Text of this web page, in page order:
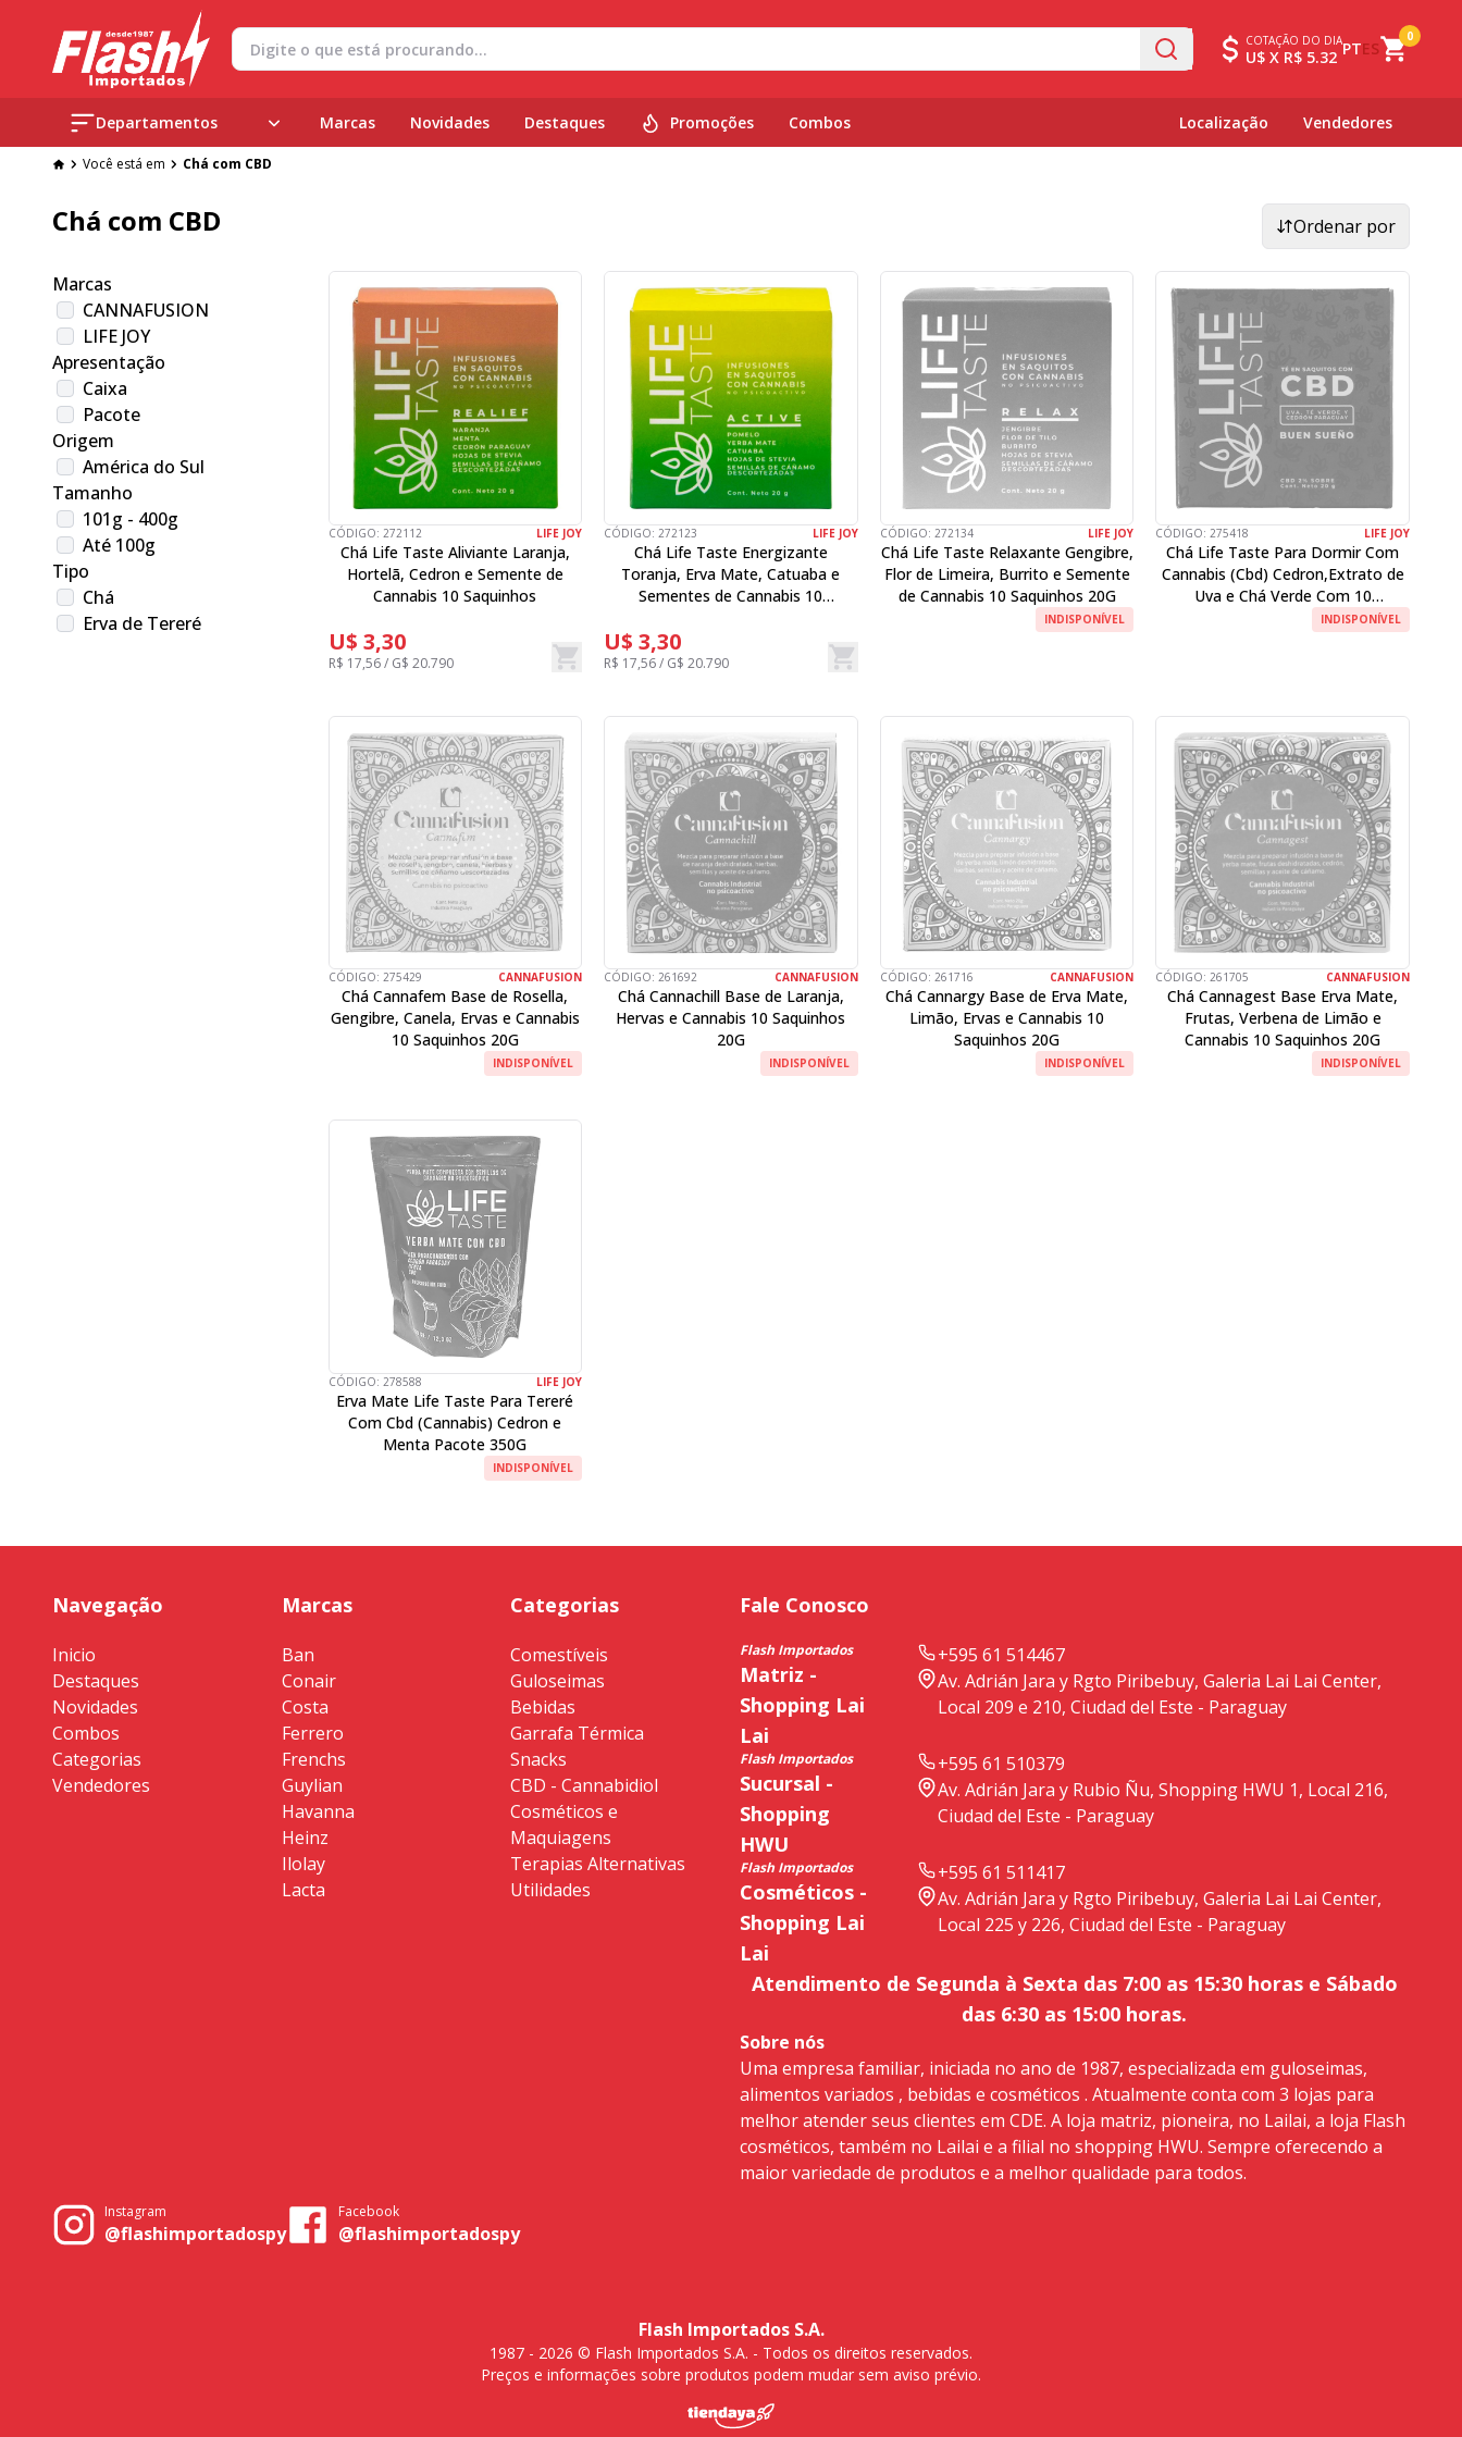
COTAÇÃO DO DIA
U$ X R$ 5.32 PTES
0
Departamentos Marcas Novidades Destaques Promoções Combos Localização Vendedores
Você está em Chá com CBD
Chá com CBD Ordenar por
Marcas
CANNAFUSION
LIFE JOY
Apresentação
Caixa
Pacote
Origem
América do Sul
Tamanho
101g - 400g
Até 100g
Tipo
Chá
Erva de Tereré
CÓDIGO: 272112 LIFE JOY
Chá Life Taste Aliviante Laranja,
Hortelã, Cedron e Semente de
Cannabis 10 Saquinhos
U$ 3,30
R$ 17,56 / G$ 20.790
CÓDIGO: 272123 LIFE JOY
Chá Life Taste Energizante
Toranja, Erva Mate, Catuaba e
Sementes de Cannabis 10
U$ 3,30
R$ 17,56 / G$ 20.790
CÓDIGO: 272134 LIFE JOY
Chá Life Taste Relaxante Gengibre,
Flor de Limeira, Burrito e Semente
de Cannabis 10 Saquinhos 20G
INDISPONÍVEL
CÓDIGO: 275418 LIFE JOY
Chá Life Taste Para Dormir Com
Cannabis (Cbd) Cedron,Extrato de
Uva e Chá Verde Com 10
Saquinhos 20GINDISPONÍVEL
CÓDIGO: 275429 CANNAFUSION
Chá Cannafem Base de Rosella,
Gengibre, Canela, Ervas e Cannabis
10 Saquinhos 20G
INDISPONÍVEL
CÓDIGO:261692 CANNAFUSION
Chá Cannachill Base de Laranja,
Hervas e Cannabis 10 Saquinhos
20G
INDISPONÍVEL
CÓDIGO: 261716 CANNAFUSION
Chá Cannargy Base de Erva Mate,
Limão, Ervas e Cannabis 10
Saquinhos 20G
INDISPONÍVEL
CÓDIGO:261705 CANNAFUSION
Chá Cannagest Base Erva Mate,
Frutas, Verbena de Limão e
Cannabis 10 Saquinhos 20G
INDISPONÍVEL
CÓDIGO: 278588 LIFE JOY
Erva Mate Life Taste Para Tereré
Com Cbd (Cannabis) Cedron e
Menta Pacote 350G
INDISPONÍVEL
Navegação
Inicio
Destaques
Novidades
Combos
Categorias
Vendedores
Marcas
Ban
Conair
Costa
Ferrero
Frenchs
Guylian
Havanna
Heinz
Ilolay
Lacta
Categorias
Comestíveis
Guloseimas
Bebidas
Garrafa Térmica
Snacks
CBD - Cannabidiol
Cosméticos e
Maquiagens
Terapias Alternativas
Utilidades
Fale Conosco
Flash Importados
Matriz -
Shopping Lai
Lai
+595 61 514467
Av. Adrián Jara y Rgto Piribebuy, Galeria Lai Lai Center,
Local 209 e 210, Ciudad del Este - Paraguay
Flash Importados
Sucursal -
Shopping
HWU
+595 61 510379
Av. Adrián Jara y Rubio Ñu, Shopping HWU 1, Local 216,
Ciudad del Este - Paraguay
Flash Importados
Cosméticos -
Shopping Lai
Lai
+595 61 511417
Av. Adrián Jara y Rgto Piribebuy, Galeria Lai Lai Center,
Local 225 y 226, Ciudad del Este - Paraguay
Atendimento de Segunda à Sexta das 7:00 as 15:30 horas e Sábado
das 6:30 as 15:00 horas.
Sobre nós
Uma empresa familiar, iniciada no ano de 1987, especializada em guloseimas,
alimentos variados , bebidas e cosméticos . Atualmente conta com 3 lojas para
melhor atender seus clientes em CDE. A loja matriz, pioneira, no Lailai, a loja Flash
cosméticos, também no Lailai e a filial no shopping HWU. Sempre oferecendo a
maior variedade de produtos e a melhor qualidade para todos.
Instagram
@flashimportadospy
Facebook
@flashimportadospy
Flash Importados S.A.
1987 - 2026 © Flash Importados S.A. - Todos os direitos reservados.
Preços e informações sobre produtos podem mudar sem aviso prévio.